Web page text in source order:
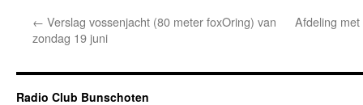
← Verslag vossenjacht (80 meter foxOring) van
zondag 19 juni
Afdeling
Radio Club Bunschoten